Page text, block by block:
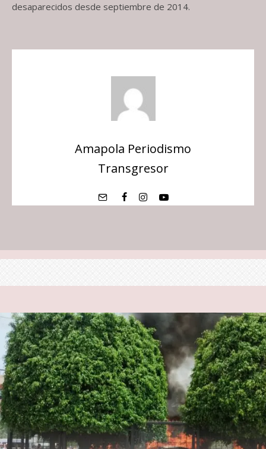
desaparecidos desde septiembre de 2014.
Amapola Periodismo
Transgresor